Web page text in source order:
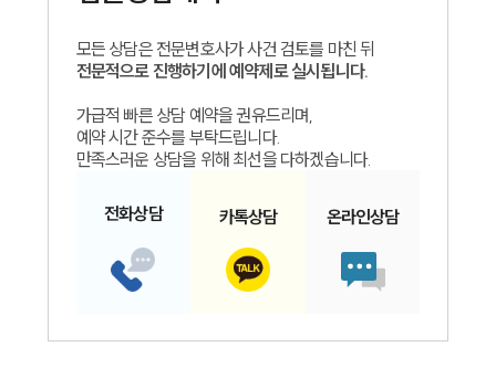
모든 상담은 전문변호사가 사건 검토를 마친 뒤
전문적으로 진행하기에 예약제로 실시됩니다.
가급적 빠른 상담 예약을 권유드리며,
예약 시간 준수를 부탁드립니다.
만족스러운 상담을 위해 최선을 다하겠습니다.
전화상담 카톡상담 온라인상담